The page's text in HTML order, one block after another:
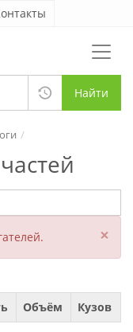
Найти
×
Объём Кузов